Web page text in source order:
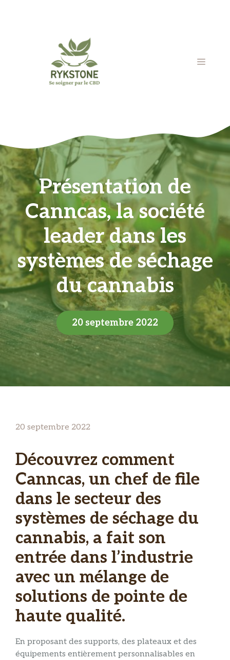
MENU
Présentation de
Canncas, la société
leader dans les
systèmes de séchage
du cannabis
20 septembre 2022
20 septembre 2022
Découvrez comment
Canncas, un chef de file
dans le secteur des
systèmes de séchage du
cannabis, a fait son
entrée dans l’industrie
avec un mélange de
solutions de pointe de
haute qualité.
En proposant des supports, des plateaux et des
équipements entièrement personnalisables en